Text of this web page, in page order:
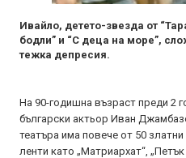
Ивайло, детето-звезда от
бодли” и “С деца на море”,
тежка депресия.
На 90-годишна възраст преди 2
български актьор Иван
театъра има повече от 50
ленти като „Матриархат“,